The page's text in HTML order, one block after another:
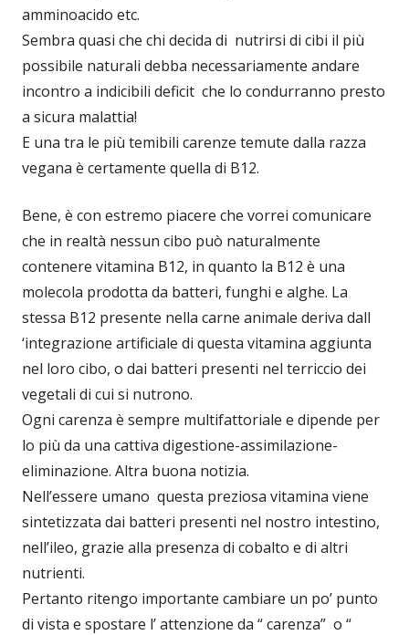
amminoacido etc.
Sembra quasi che chi decida di nutrirsi di cibi il più
possibile naturali debba necessariamente andare
incontro a indicibili deficit che lo condurranno presto
a sicura malattia!
E una tra le più temibili carenze temute dalla razza
vegana è certamente quella di B12.
Bene, è con estremo piacere che vorrei comunicare
che in realtà nessun cibo può naturalmente
contenere vitamina B12, in quanto la B12 è una
molecola prodotta da batteri, funghi e alghe. La
stessa B12 presente nella carne animale deriva dall
‘integrazione artificiale di questa vitamina aggiunta
nel loro cibo, o dai batteri presenti nel terriccio dei
vegetali di cui si nutrono.
Ogni carenza è sempre multifattoriale e dipende per
lo più da una cattiva digestione-assimilazione-
eliminazione. Altra buona notizia.
Nell’essere umano questa preziosa vitamina viene
sintetizzata dai batteri presenti nel nostro intestino,
nell’ileo, grazie alla presenza di cobalto e di altri
nutrienti.
Pertanto ritengo importante cambiare un po’ punto
di vista e spostare l’ attenzione da “ carenza” o “